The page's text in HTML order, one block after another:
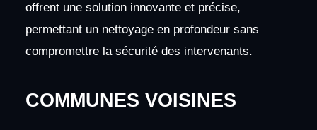
offrent une solution innovante et précise,
permettant un nettoyage en profondeur sans
compromettre la sécurité des intervenants.
COMMUNES VOISINES